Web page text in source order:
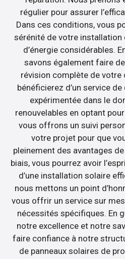
régulier pour assurer
Dans ces conditions, vous
sérénité de votre
d’énergie considérables.
savons également faire
révision complète de votre
bénéficierez d’un service
expérimentée dans le
renouvelables en optant
vous offrons un suivi
votre projet pour que
pleinement des avantages
biais, vous pourrez avoir
d’une installation solaire
nous mettons un point
vous offrir un service sur
nécessités spécifiques. En
notre excellence et notre
faire confiance à notre
de panneaux solaires de